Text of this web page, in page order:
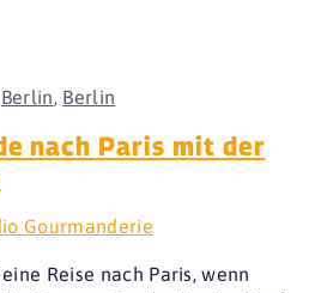
Berlin, Berlin
nach Paris mit der
Gourmanderie
Reise nach Paris, wenn